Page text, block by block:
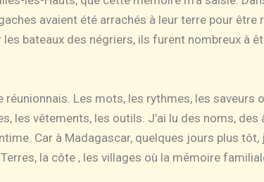
avaient été arrachés à leur terre pour être
les bateaux des négriers, ils furent nombreux à
Les mots, les rythmes, les saveurs
les vêtements, les outils. J’ai lu des noms, des
Car à Madagascar, quelques jours plus tôt,
la côte , les villages où la mémoire